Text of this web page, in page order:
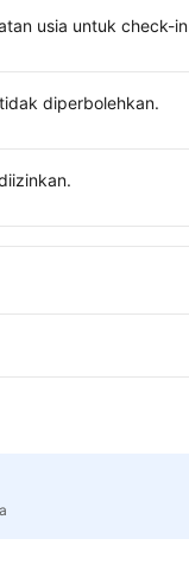
usia untuk check-in
diperbolehkan.